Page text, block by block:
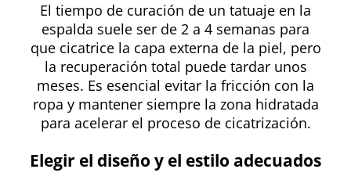
El tiempo de curación de un tatuaje en la
espalda suele ser de 2 a 4 semanas para
que cicatrice la capa externa de la piel, pero
la recuperación total puede tardar unos
meses. Es esencial evitar la fricción con la
ropa y mantener siempre la zona hidratada
para acelerar el proceso de cicatrización.
Elegir el diseño y el estilo adecuados